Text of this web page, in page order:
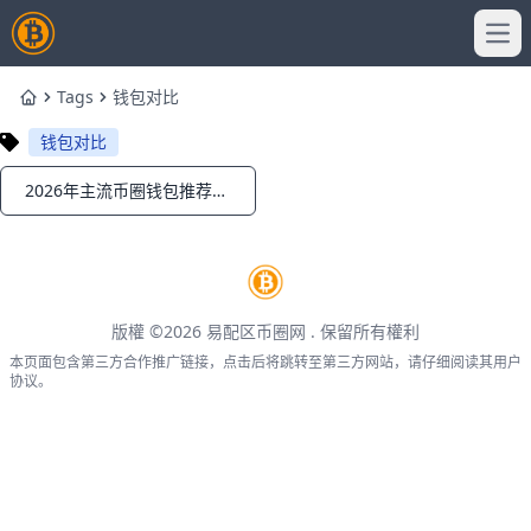
HomeTags
钱包对比
钱包对比
Notifications 2026年主流币圈钱包推荐与对比：哪种钱包最适合你？
版權 ©2026 易配区币圈网 . 保留所有權利
本页面包含第三方合作推广链接，点击后将跳转至第三方网站，请仔细阅读其用户
协议。